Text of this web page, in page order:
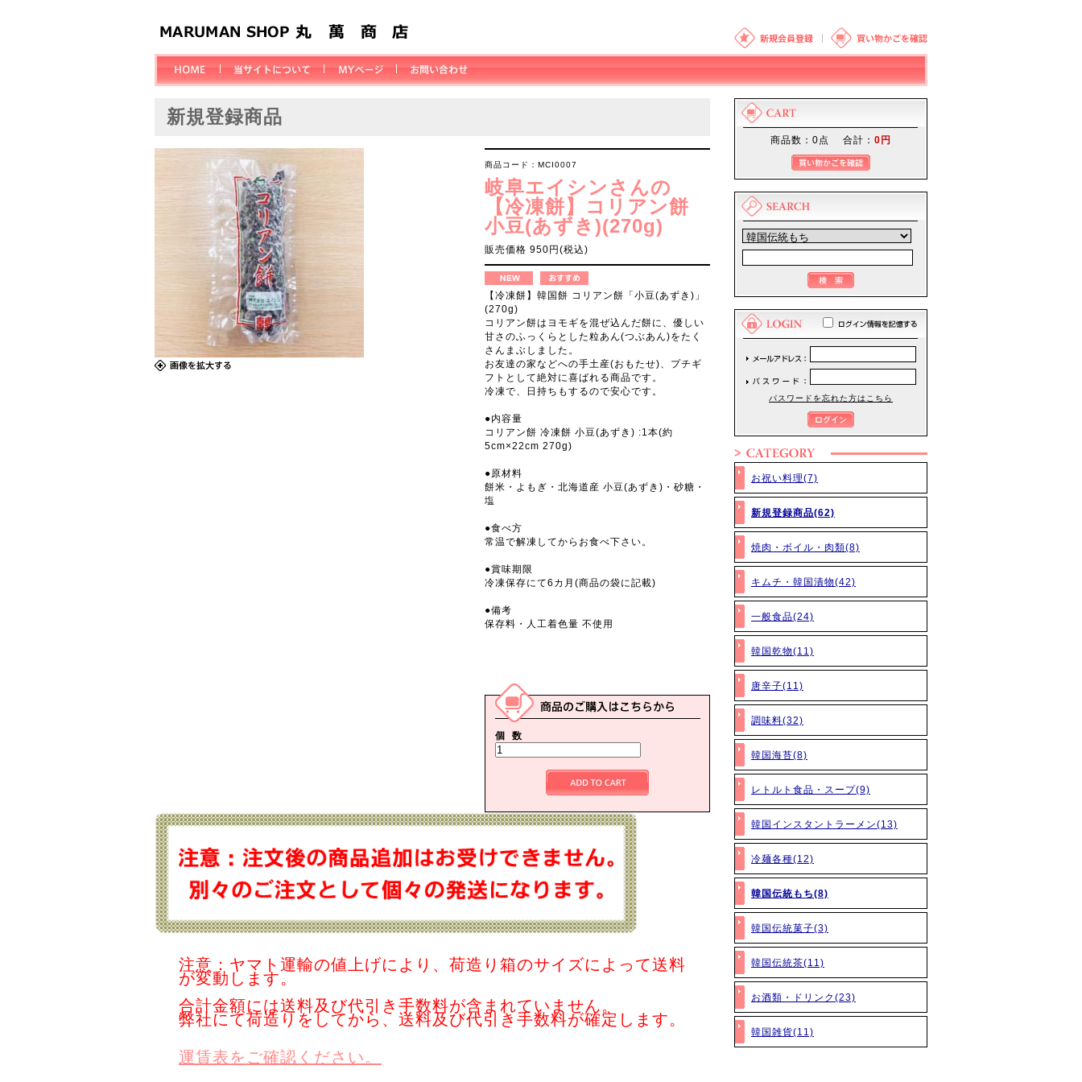
新規登録商品
商品コード：MCI0007
岐阜エイシンさんの
【冷凍餅】コリアン餅
小豆(あずき)(270g)
販売価格 950円(税込)
【冷凍餅】韓国餅 コリアン餅「小豆(あずき)」
(270g)
コリアン餅はヨモギを混ぜ込んだ餅に、優しい
甘さのふっくらとした粒あん(つぶあん)をたく
さんまぶしました。
お友達の家などへの手土産(おもたせ)、プチギ
フトとして絶対に喜ばれる商品です。
冷凍で、日持ちもするので安心です。
●内容量
コリアン餅 冷凍餅 小豆(あずき) :1本(約
5cm×22cm 270g)
●原材料
餅米・よもぎ・北海道産 小豆(あずき)・砂糖・
塩
●食べ方
常温で解凍してからお食べ下さい。
●賞味期限
冷凍保存にて6カ月(商品の袋に記載)
●備考
保存料・人工着色量 不使用
個 数
注意：ヤマト運輸の値上げにより、荷造り箱のサイズによって送料
が変動します。
合計金額には送料及び代引き手数料が含まれていません。
弊社にて荷造りをしてから、送料及び代引き手数料が確定します。
運賃表をご確認ください。
商品数：0点 合計： 0円
パスワードを忘れた方はこちら
お祝い料理(7)
新規登録商品(62)
焼肉・ボイル・肉類(8)
キムチ・韓国漬物(42)
一般食品(24)
韓国乾物(11)
唐辛子(11)
調味料(32)
韓国海苔(8)
レトルト食品・スープ(9)
韓国インスタントラーメン(13)
冷麺各種(12)
韓国伝統もち(8)
韓国伝統菓子(3)
韓国伝統茶(11)
お酒類・ドリンク(23)
韓国雑貨(11)